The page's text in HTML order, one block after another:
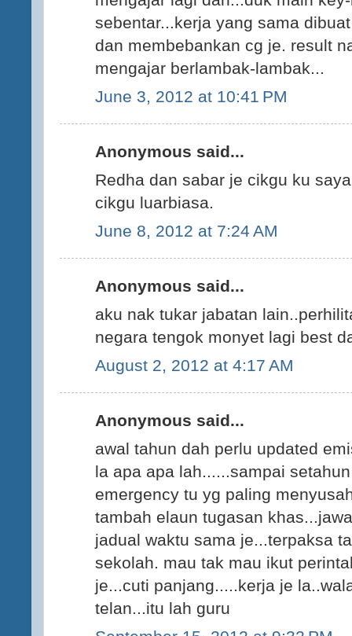
sebentar...kerja yang sama
dan membebankan cg je. result
mengajar berlambak-lambak...
June 3, 2012 at 10:41 PM
Anonymous said...
Redha dan sabar je cikgu ku
cikgu luarbiasa.
June 8, 2012 at 7:24 AM
Anonymous said...
aku nak tukar jabatan
negara tengok monyet lagi best
August 2, 2012 at 4:17 AM
Anonymous said...
awal tahun dah perlu updated
la apa apa lah......sampai
emergency tu yg paling
tambah elaun tugasan
jadual waktu sama je...terpaksa
sekolah. mau tak mau ikut
je...cuti panjang.....kerja je
telan...itu lah guru